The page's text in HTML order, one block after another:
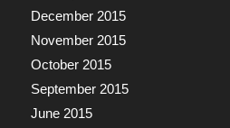
December 2015
November 2015
October 2015
September 2015
June 2015